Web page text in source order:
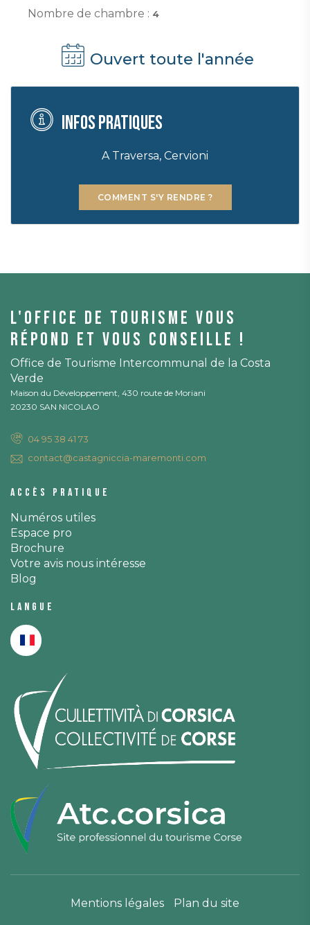
Nombre de chambre : 4
Ouvert toute l'année
Infos pratiques
A Traversa, Cervioni
COMMENT S'Y RENDRE ?
L'office de tourisme vous
répond et vous conseille !
Office de Tourisme Intercommunal de la Costa
Verde
Maison du Développement, 430 route de Moriani
20230 SAN NICOLAO
04 95 38 41 73
contact@castagniccia-maremonti.com
Accès pratique
Numéros utiles
Espace pro
Brochure
Votre avis nous intéresse
Blog
Langue
Mentions légales Plan du site